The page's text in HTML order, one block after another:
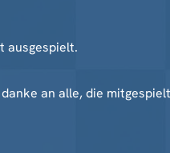
ausgespielt.
an alle, die